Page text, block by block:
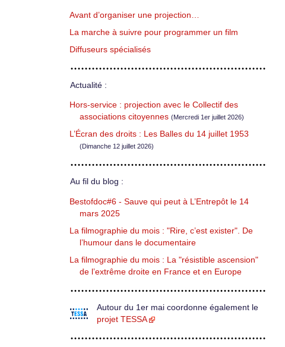
Avant d’organiser une projection…
La marche à suivre pour programmer un film
Diffuseurs spécialisés
Actualité :
Hors-service : projection avec le Collectif des
associations citoyennes (Mercredi 1er juillet 2026)
L’Écran des droits : Les Balles du 14 juillet 1953
(Dimanche 12 juillet 2026)
Au fil du blog :
Bestofdoc#6 - Sauve qui peut à L’Entrepôt le 14
mars 2025
La filmographie du mois : "Rire, c’est exister". De
l’humour dans le documentaire
La filmographie du mois : La "résistible ascension"
de l’extrême droite en France et en Europe
Autour du 1er mai coordonne également le
projet TESSA